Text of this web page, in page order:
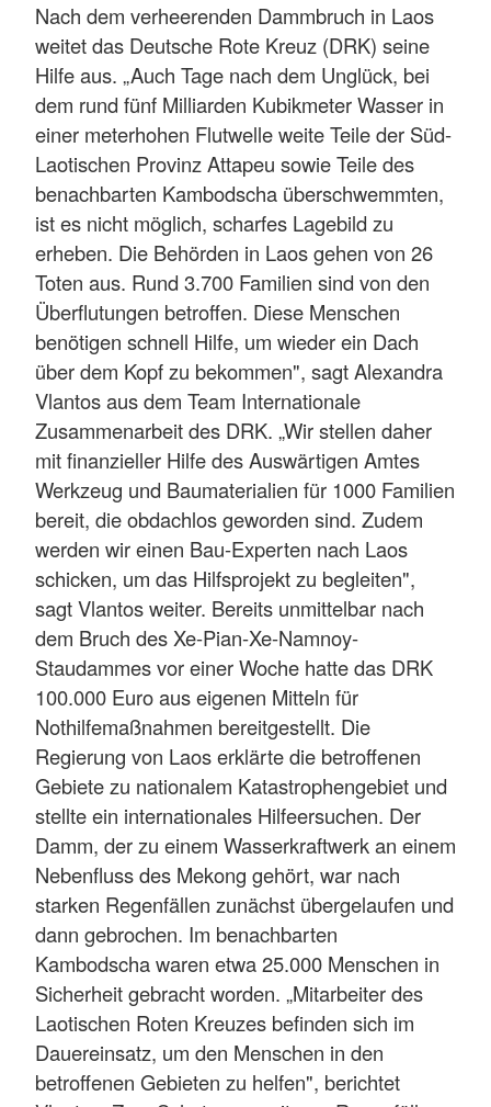
Nach dem verheerenden Dammbruch in Laos
weitet das Deutsche Rote Kreuz (DRK) seine
Hilfe aus. „Auch Tage nach dem Unglück, bei
dem rund fünf Milliarden Kubikmeter Wasser in
einer meterhohen Flutwelle weite Teile der Süd-
Laotischen Provinz Attapeu sowie Teile des
benachbarten Kambodscha überschwemmten,
ist es nicht möglich, scharfes Lagebild zu
erheben. Die Behörden in Laos gehen von 26
Toten aus. Rund 3.700 Familien sind von den
Überflutungen betroffen. Diese Menschen
benötigen schnell Hilfe, um wieder ein Dach
über dem Kopf zu bekommen", sagt Alexandra
Vlantos aus dem Team Internationale
Zusammenarbeit des DRK. „Wir stellen daher
mit finanzieller Hilfe des Auswärtigen Amtes
Werkzeug und Baumaterialien für 1000 Familien
bereit, die obdachlos geworden sind. Zudem
werden wir einen Bau-Experten nach Laos
schicken, um das Hilfsprojekt zu begleiten",
sagt Vlantos weiter. Bereits unmittelbar nach
dem Bruch des Xe-Pian-Xe-Namnoy-
Staudammes vor einer Woche hatte das DRK
100.000 Euro aus eigenen Mitteln für
Nothilfemaßnahmen bereitgestellt. Die
Regierung von Laos erklärte die betroffenen
Gebiete zu nationalem Katastrophengebiet und
stellte ein internationales Hilfeersuchen. Der
Damm, der zu einem Wasserkraftwerk an einem
Nebenfluss des Mekong gehört, war nach
starken Regenfällen zunächst übergelaufen und
dann gebrochen. Im benachbarten
Kambodscha waren etwa 25.000 Menschen in
Sicherheit gebracht worden. „Mitarbeiter des
Laotischen Roten Kreuzes befinden sich im
Dauereinsatz, um den Menschen in den
betroffenen Gebieten zu helfen", berichtet